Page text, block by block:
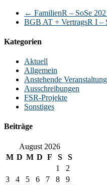
← FamilienR – SoSe
BGB AT + VertragsR I –
Kategorien
Aktuell
Allgemein
Anstehende
Ausschreibungen
FSR-Projekte
Sonstiges
Beiträge
August 2026
M D M D F S
S
1
2
3
4 5 6 7 8
9